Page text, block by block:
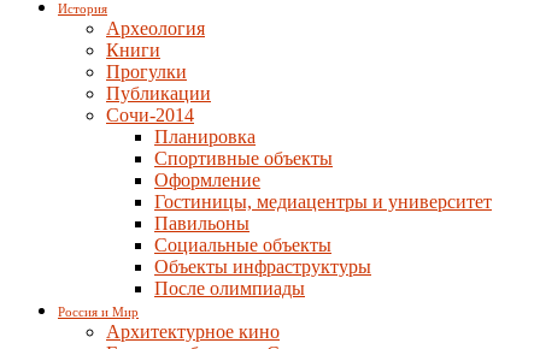
История
Археология
Книги
Прогулки
Публикации
Сочи-2014
Планировка
Спортивные объекты
Оформление
Гостиницы, медиацентры и университет
Павильоны
Социальные объекты
Объекты инфраструктуры
После олимпиады
Россия и Мир
Архитектурное кино